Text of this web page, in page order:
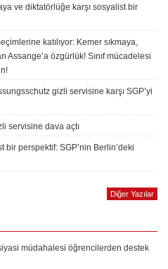
ve diktatörlüğe karşı sosyalist bir
katılıyor: Kemer sıkmaya,
Assange’a özgürlük! Sınıf mücadelesi
gizli servisine karşı SGP’yi
servisine dava açtı
bir perspektif: SGP’nin Berlin’deki
Diğer Yazılar
müdahalesi öğrencilerden destek